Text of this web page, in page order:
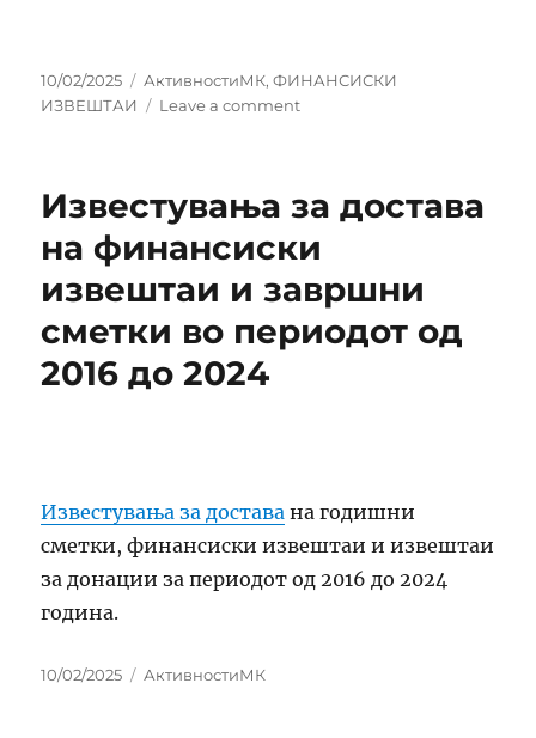
Posted
on
10/02/2025 Categories
АктивностиМК,ФИНАНСИСКИ
ИЗВЕШТАИ
Leave a commenton
извештај
2024
година
Известувања за достава
на финансиски
извештаи и завршни
сметки во периодот од
2016 до 2024
Известувања за достава на годишни
сметки, финансиски извештаи и извештаи
за донации за периодот од 2016 до 2024
година.
Posted
10/02/2025 Categories
АктивностиМК